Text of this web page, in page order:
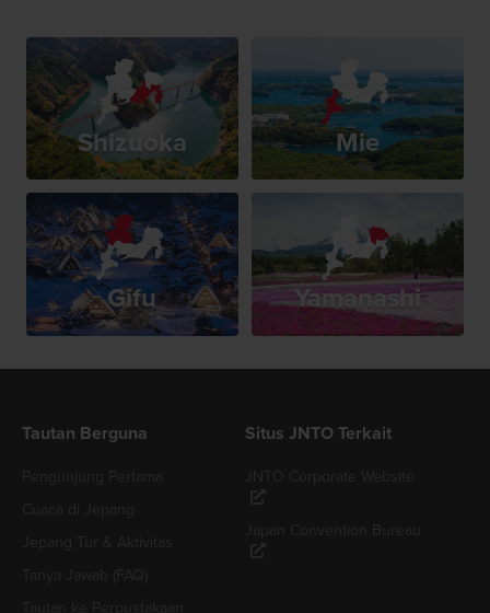
Shizuoka Mie
Gifu Yamanashi
Tautan Berguna Situs JNTO Terkait